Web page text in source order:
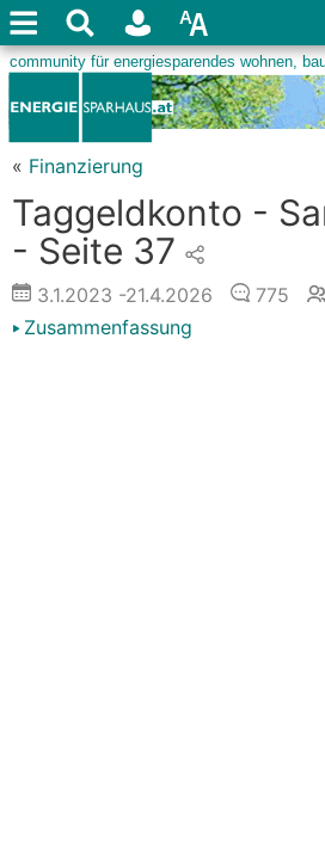
« Finanzierung
Taggeldkonto -
- Seite 37
3.1.2023 -21.4.2026 775
Zusammenfassung